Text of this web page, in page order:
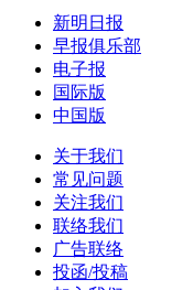
新明日报
早报俱乐部
电子报
国际版
中国版
关于我们
常见问题
关注我们
联络我们
广告联络
投函/投稿